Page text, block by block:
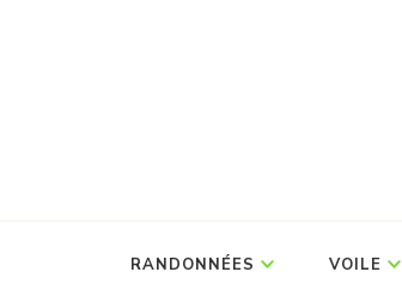
RANDONNÉES VOILE